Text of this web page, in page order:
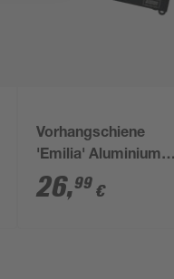
Vorhangschiene
'Emilia' Aluminium
mattschwarz 230 cm
26,99 €